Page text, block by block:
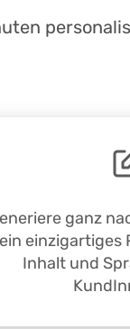
ganz
ein einzigartiges
Inhalt und